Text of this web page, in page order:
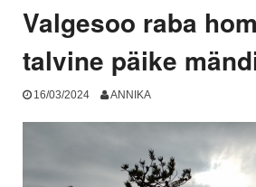
Valgesoo raba
talvine päike
16/03/2024 ANNIKA